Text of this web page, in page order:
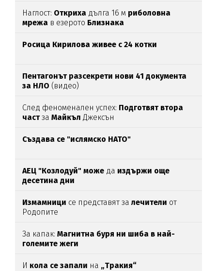
Наглост: Откриха дълга 16 м риболовна
мрежа в езерото Близнака
Росица Кирилова живее с 24 котки
Пентагонът разсекрети нови 41 документа
за НЛО (видео)
След феноменален успех: Подготвят втора
частза Майкъл Джексън
Създава се "ислямско НАТО"
АЕЦ "Козлодуй" може да издържи още
десетина дни
Измамници се представят залечители от
Родопите
За капак:Магнитна буря ни шиба в най-
големите жеги
И кола се запали на „Тракия“